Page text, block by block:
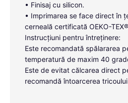
• Finisaj cu silicon.
• Imprimarea se face direct în
cerneală certificată OEKO-
Instrucțiuni pentru întreținere:
Este recomandată spălararea
temperatură de maxim 40
Este de evitat călcarea direct
recomandă întoarcerea